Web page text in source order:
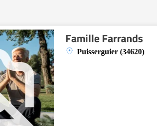
Famille Farrands
Puisserguier (34620)